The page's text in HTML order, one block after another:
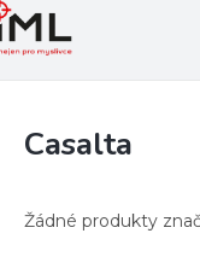
Casalta
Žádné produkty